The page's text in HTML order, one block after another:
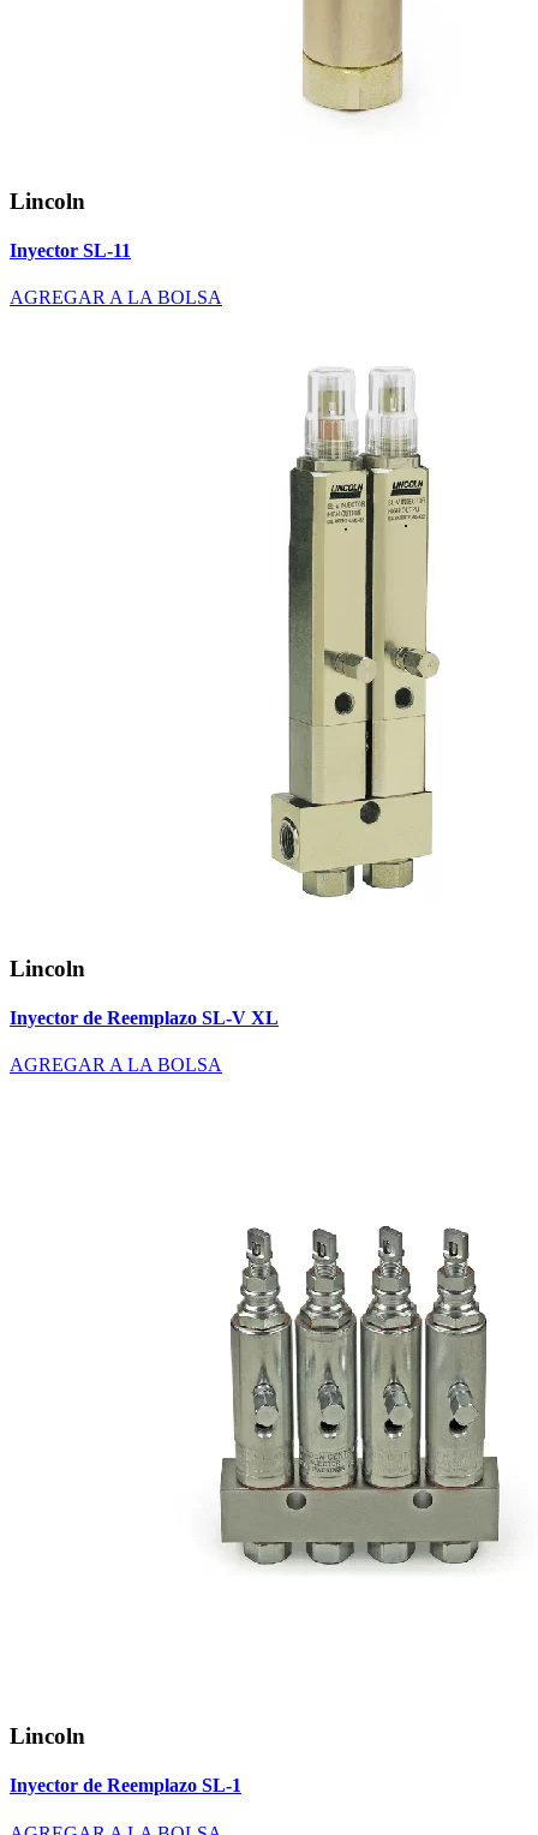
Lincoln
Inyector SL-11
AGREGAR A LA BOLSA
Lincoln
Inyector de Reemplazo SL-V XL
AGREGAR A LA BOLSA
Lincoln
Inyector de Reemplazo SL-1